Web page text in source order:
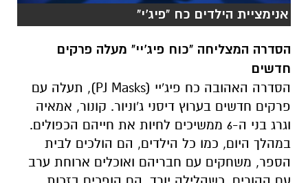
אנימציית הילדים כח "פיג'י"
הסדרה המצליחה "כוח פיג'יי" מעלה פרקים
חדשים
הסדרה האהובה כח פיג'יי (PJ Masks), תעלה עם
פרקים חדשים בערוץ דיסני ג'וניור. קונור, אמאיה
וגרג בני ה-6 ממשיכים לחיות את חייהם הכפולים.
במהלך היום, כמו כל הילדים, הם הולכים לבית
הספר, משחקים עם חבריהם ואוכלים ארוחת ערב